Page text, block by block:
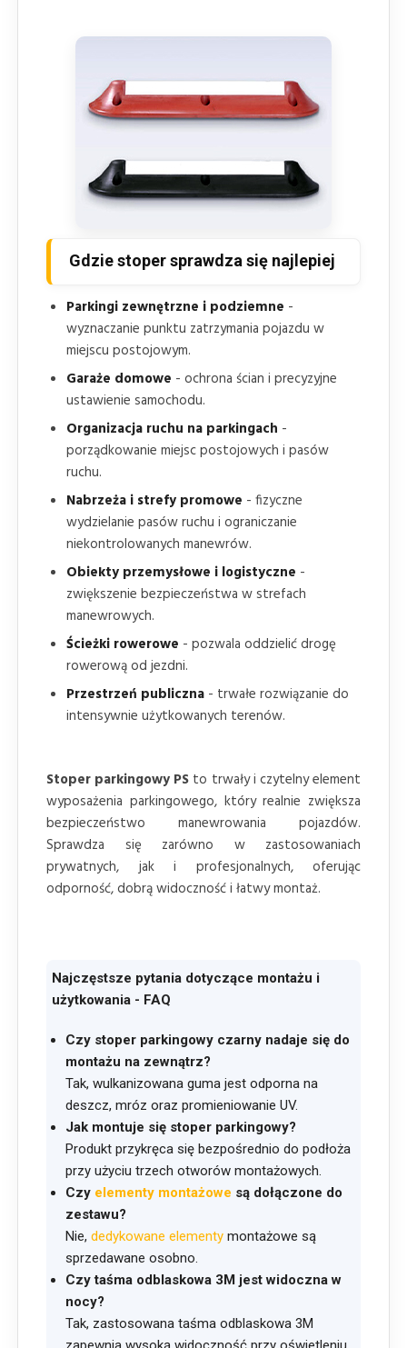
Gdzie stoper sprawdza się najlepiej
Parkingi zewnętrzne i podziemne -
wyznaczanie punktu zatrzymania pojazdu w
miejscu postojowym.
Garaże domowe - ochrona ścian i precyzyjne
ustawienie samochodu.
Organizacja ruchu na parkingach -
porządkowanie miejsc postojowych i pasów
ruchu.
Nabrzeża i strefy promowe - fizyczne
wydzielanie pasów ruchu i ograniczanie
niekontrolowanych manewrów.
Obiekty przemysłowe i logistyczne -
zwiększenie bezpieczeństwa w strefach
manewrowych.
Ścieżki rowerowe - pozwala oddzielić drogę
rowerową od jezdni.
Przestrzeń publiczna - trwałe rozwiązanie do
intensywnie użytkowanych terenów.
Stoper parkingowy PS to trwały i czytelny element
wyposażenia parkingowego, który realnie zwiększa
bezpieczeństwo manewrowania pojazdów.
Sprawdza się zarówno w zastosowaniach
prywatnych, jak i profesjonalnych, oferując
odporność, dobrą widoczność i łatwy montaż.
Najczęstsze pytania dotyczące montażu i
użytkowania - FAQ
Czy stoper parkingowy czarny nadaje się do
montażu na zewnątrz?
Tak, wulkanizowana guma jest odporna na
deszcz, mróz oraz promieniowanie UV.
Jak montuje się stoper parkingowy?
Produkt przykręca się bezpośrednio do podłoża
przy użyciu trzech otworów montażowych.
Czy elementy montażowe są dołączone do
zestawu?
Nie, dedykowane elementy montażowe są
sprzedawane osobno.
Czy taśma odblaskowa 3M jest widoczna w
nocy?
Tak, zastosowana taśma odblaskowa 3M